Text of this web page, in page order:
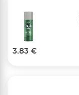
3.83 €